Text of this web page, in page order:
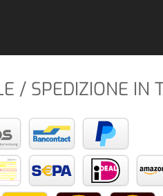
/ SPEDIZIONE IN